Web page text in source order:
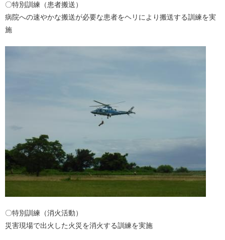
〇特別訓練（患者搬送）
病院への速やかな搬送が必要な患者をヘリにより搬送する訓練を実
施
〇特別訓練（消火活動）
災害現場で出火した火災を消火する訓練を実施